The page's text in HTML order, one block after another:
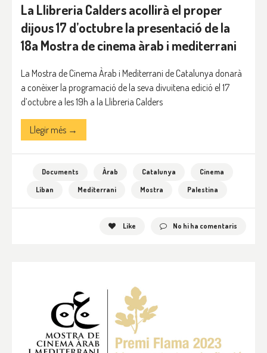
La Llibreria Calders acollirà el proper
dijous 17 d’octubre la presentació de la
18a Mostra de cinema àrab i mediterrani
La Mostra de Cinema Àrab i Mediterrani de Catalunya donarà
a conèixer la programació de la seva divuitena edició el 17
d’octubre a les 19h a la Llibreria Calders
Llegir més →
Documents Àrab Catalunya
Cinema
Líban
Mediterrani Mostra Palestina
Like No hi ha comentaris